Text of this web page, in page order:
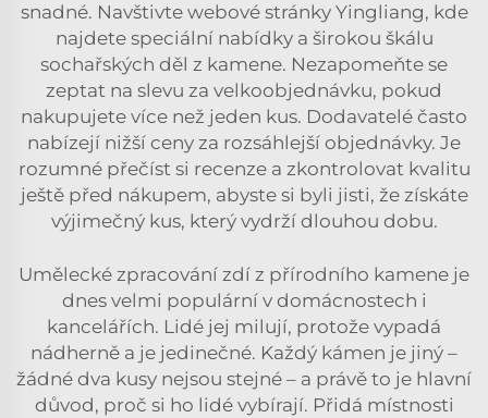
snadné. Navštivte webové stránky Yingliang, kde
najdete speciální nabídky a širokou škálu
sochařských děl z kamene. Nezapomeňte se
zeptat na slevu za velkoobjednávku, pokud
nakupujete více než jeden kus. Dodavatelé často
nabízejí nižší ceny za rozsáhlejší objednávky. Je
rozumné přečíst si recenze a zkontrolovat kvalitu
ještě před nákupem, abyste si byli jisti, že získáte
výjimečný kus, který vydrží dlouhou dobu.
Umělecké zpracování zdí z přírodního kamene je
dnes velmi populární v domácnostech i
kancelářích. Lidé jej milují, protože vypadá
nádherně a je jedinečné. Každý kámen je jiný –
žádné dva kusy nejsou stejné – a právě to je hlavní
důvod, proč si ho lidé vybírají. Přidá místnosti